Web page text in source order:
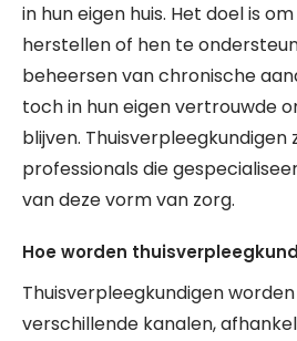
in hun eigen huis. Het doel is
herstellen of hen te
beheersen van chronische
toch in hun eigen vertrouwde
blijven. Thuisverpleegkundigen
professionals die
van deze vorm van zorg.
Hoe worden
Thuisverpleegkundigen
verschillende kanalen,